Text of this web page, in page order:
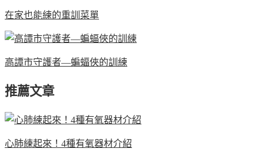
在家也能練的重訓菜單
高譚市守護者—蝙蝠俠的訓練
推薦文章
心肺練起來！4種有氧器材介紹